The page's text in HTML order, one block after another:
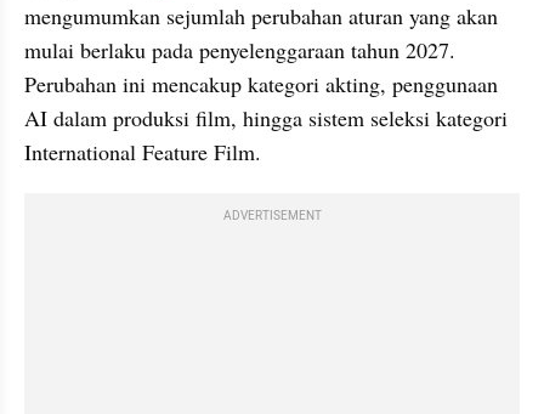
mengumumkan sejumlah perubahan aturan yang akan
mulai berlaku pada penyelenggaraan tahun 2027.
Perubahan ini mencakup kategori akting, penggunaan
AI dalam produksi film, hingga sistem seleksi kategori
International Feature Film.
ADVERTISEMENT